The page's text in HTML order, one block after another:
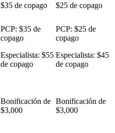
$35 de copago $25 de copago
PCP: $35 de
copago
Especialista: $55
de copago
PCP: $25 de
copago
Especialista: $45
de copago
Bonificación de
$3,000
Bonificación de
$3,000